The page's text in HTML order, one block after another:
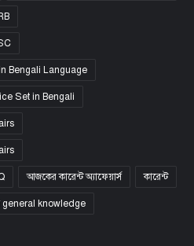
Bengali Language
Set in Bengali
আজকের কারেন্ট অ্যাফেয়ার্স কারেন্ট
general knowledge